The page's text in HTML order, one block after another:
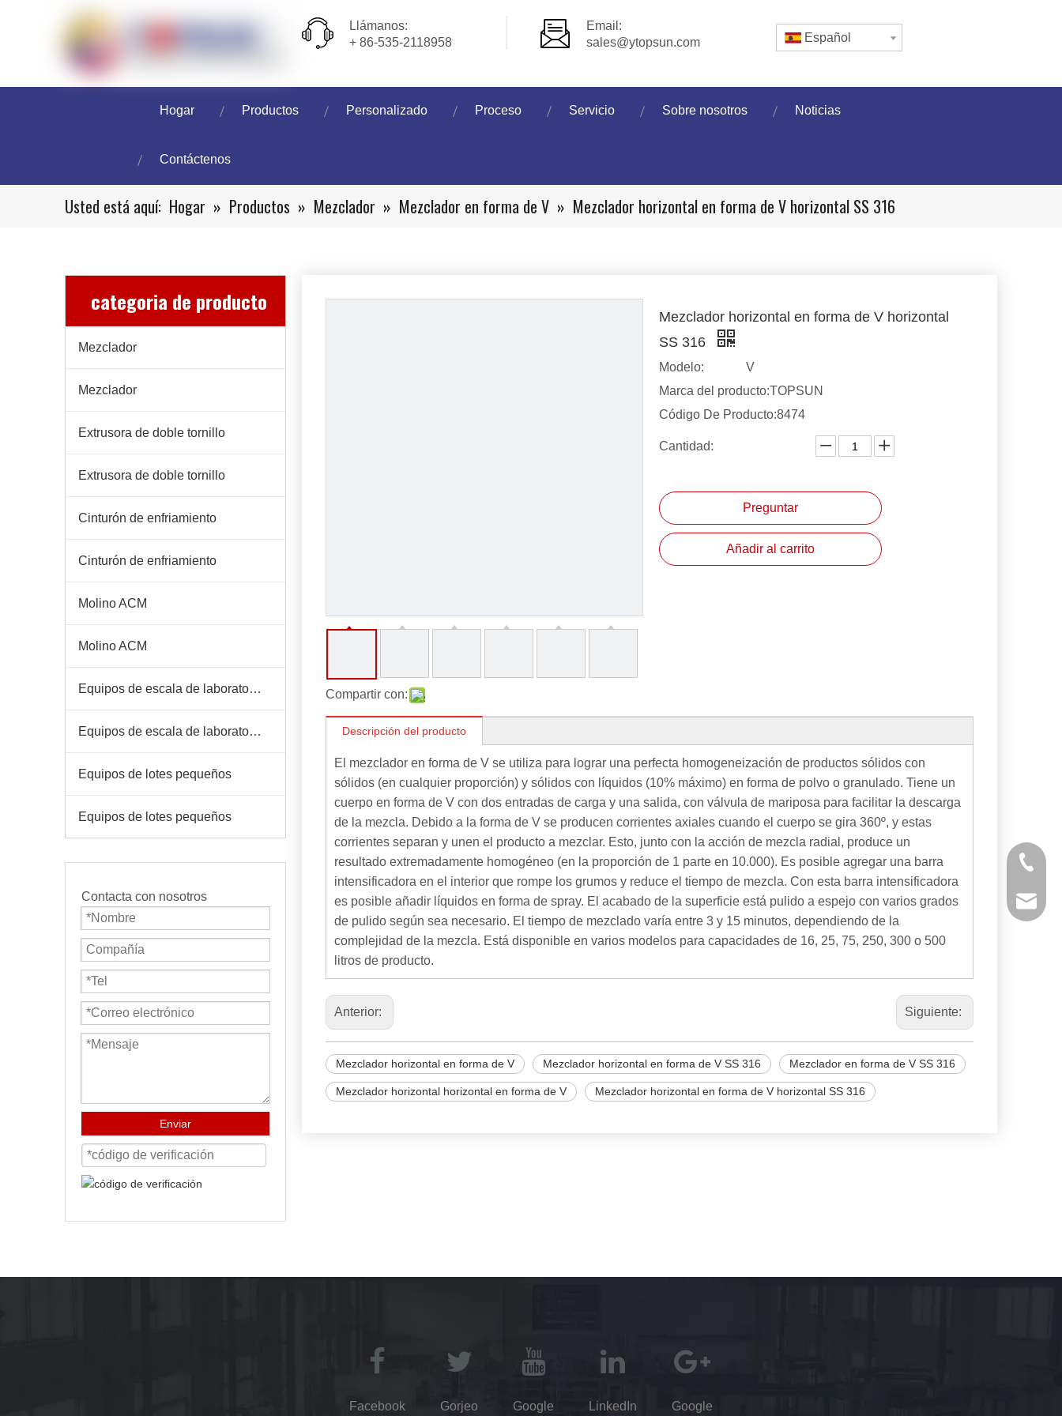
Llámanos:
+ 86-535-2118958
Email:
sales@ytopsun.com
Español
Hogar Productos Personalizado Proceso Servicio Sobre nosotros Noticias
Contáctenos
Usted está aquí: Hogar » Productos » Mezclador » Mezclador en forma de V » Mezclador horizontal en forma de V horizontal SS 316
categoria de producto
Mezclador
Mezclador
Extrusora de doble tornillo
Extrusora de doble tornillo
Cinturón de enfriamiento
Cinturón de enfriamiento
Molino ACM
Molino ACM
Equipos de escala de laboratorio
Equipos de escala de laboratorio
Equipos de lotes pequeños
Equipos de lotes pequeños
Contacta con nosotros
Enviar
Compartir con:
Mezclador horizontal en forma de V horizontal
SS 316
Modelo:
V
Marca del producto:TOPSUN
Código De Producto:8474
Cantidad:
Preguntar
Añadir al carrito
Descripción del producto
El mezclador en forma de V se utiliza para lograr una perfecta homogeneización de productos sólidos con
sólidos (en cualquier proporción) y sólidos con líquidos (10% máximo) en forma de polvo o granulado. Tiene un
cuerpo en forma de V con dos entradas de carga y una salida, con válvula de mariposa para facilitar la descarga
de la mezcla. Debido a la forma de V se producen corrientes axiales cuando el cuerpo se gira 360º, y estas
corrientes separan y unen el producto a mezclar. Esto, junto con la acción de mezcla radial, produce un
resultado extremadamente homogéneo (en la proporción de 1 parte en 10.000). Es posible agregar una barra
intensificadora en el interior que rompe los grumos y reduce el tiempo de mezcla. Con esta barra intensificadora
es posible añadir líquidos en forma de spray. El acabado de la superficie está pulido a espejo con varios grados
de pulido según sea necesario. El tiempo de mezclado varía entre 3 y 15 minutos, dependiendo de la
complejidad de la mezcla. Está disponible en varios modelos para capacidades de 16, 25, 75, 250, 300 o 500
litros de producto.
Anterior: Siguiente:
Mezclador horizontal en forma de V Mezclador horizontal en forma de V SS 316 Mezclador en forma de V SS 316
Mezclador horizontal horizontal en forma de V Mezclador horizontal en forma de V horizontal SS 316
Facebook Gorjeo Google LinkedIn Google
+ 86-